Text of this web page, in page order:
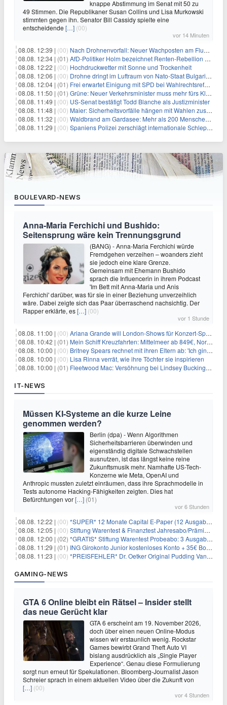
knappe Abstimmung im Senat mit 50 zu
49 Stimmen. Die Republikaner Susan Collins und Lisa Murkowski
stimmten gegen ihn. Senator Bill Cassidy spielte eine
entscheidende […] (00)
vor 14 Minuten
08.08. 12:39 | (00) Nach Drohnenvorfall: Neuer Wachposten am Flughafen
08.08. 12:34 | (01) AfD-Politiker Holm bezeichnet Renten-Rebellion als "Rollenspiel"
08.08. 12:22 | (00) Hochdruckwetter mit Sonne und Trockenheit
08.08. 12:06 | (00) Drohne dringt im Luftraum von Nato-Staat Bulgarien ein
08.08. 12:04 | (01) Frei erwartet Einigung mit SPD bei Wahlrechtsreform
08.08. 11:50 | (01) Grüne: Neuer Verkehrsminister muss mehr fürs Klima tun
08.08. 11:49 | (00) US-Senat bestätigt Todd Blanche als Justizminister
08.08. 11:48 | (00) Maier: Sicherheitsvorfälle hängen mit Wahlen zusammen
08.08. 11:32 | (00) Waldbrand am Gardasee: Mehr als 200 Menschen evakuiert
08.08. 11:29 | (00) Spaniens Polizei zerschlägt internationale Schlepperbande
BOULEVARD-NEWS
Anna-Maria Ferchichi und Bushido:
Seitensprung wäre kein Trennungsgrund
(BANG) - Anna-Maria Ferchichi würde
Fremdgehen verzeihen – woanders zieht
sie jedoch eine klare Grenze.
Gemeinsam mit Ehemann Bushido
sprach die Influencerin in ihrem Podcast
'Im Bett mit Anna-Maria und Anis
Ferchichi' darüber, was für sie in einer Beziehung unverzeihlich
wäre. Dabei zeigte sich das Paar überraschend nachsichtig. Der
Rapper erklärte, es[…] (00)
vor 1 Stunde
08.08. 11:00 | (00) Ariana Grande will London-Shows für Konzert-Special filmen
08.08. 10:42 | (01) Mein Schiff Kreuzfahrten: Mittelmeer ab 849€, Norwegen ab 999€ p.P.
08.08. 10:00 | (00) Britney Spears rechnet mit ihren Eltern ab: 'Ich ging zwei Monate lang auf die Knie und weinte'
08.08. 10:00 | (00) Lisa Rinna verrät, wie ihre Töchter sie inspirieren
08.08. 10:00 | (01) Fleetwood Mac: Versöhnung bei Lindsey Buckingham und Stevie Nicks
IT-NEWS
Müssen KI-Systeme an die kurze Leine
genommen werden?
Berlin (dpa) - Wenn Algorithmen
Sicherheitsbarrieren überwinden und
eigenständig digitale Schwachstellen
ausnutzen, ist das längst keine reine
Zukunftsmusik mehr. Namhafte US-Tech-
Konzerne wie Meta, OpenAI und
Anthropic mussten zuletzt einräumen, dass ihre Sprachmodelle in
Tests autonome Hacking-Fähigkeiten zeigten. Dies hat
Befürchtungen vor[…] (01)
vor 6 Stunden
08.08. 12:22 | (00) *SUPER* 12 Monate Capital E-Paper (12 Ausgaben) für NUR 7€ (statt 80,04€)
08.08. 12:05 | (00) Stiftung Warentest & Finanztest Jahresabo/Prämienabo für 35€ + Buchprämie
08.08. 12:00 | (02) *GRATIS* Stiftung Warentest Probeabo: 3 Ausgaben gratis im Wert von 25,20€
08.08. 11:29 | (01) ING Girokonto Junior kostenloses Konto + 35€ Bonus
08.08. 11:23 | (00) *PREISFEHLER* Dr. Oetker Original Pudding Vanille 22er-Pack für 2,97€
GAMING-NEWS
GTA 6 Online bleibt ein Rätsel – Insider stellt
das neue Gerücht klar
GTA 6 erscheint am 19. November 2026,
doch über einen neuen Online-Modus
wissen wir erstaunlich wenig. Rockstar
Games bewirbt Grand Theft Auto VI
bislang ausdrücklich als „Single Player
Experience“. Genau diese Formulierung
sorgt nun erneut für Spekulationen. Bloomberg-Journalist Jason
Schreier sprach in einem aktuellen Video über die Zukunft von
[…] (00)
vor 4 Stunden